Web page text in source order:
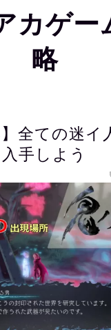
カゲー
略
】全ての迷イ
手しよう